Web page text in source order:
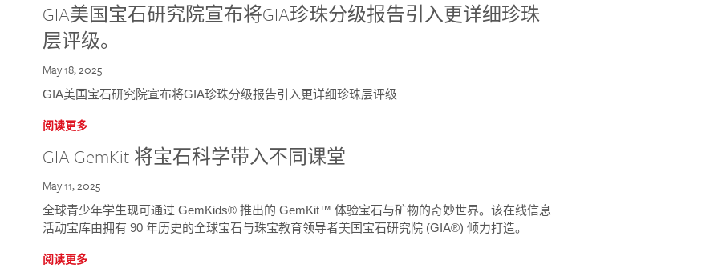
GIA美国宝石研究院宣布将GIA珍珠分级报告引入更详细珍珠
层评级。
May 18, 2025
GIA美国宝石研究院宣布将GIA珍珠分级报告引入更详细珍珠层评级
阅读更多
GIA GemKit 将宝石科学带入不同课堂
May 11, 2025
全球青少年学生现可通过 GemKids® 推出的 GemKit™ 体验宝石与矿物的奇妙世界。该在线信息
活动宝库由拥有 90 年历史的全球宝石与珠宝教育领导者美国宝石研究院 (GIA®) 倾力打造。
阅读更多